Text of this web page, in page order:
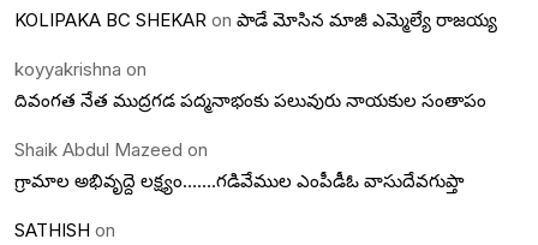
KOLIPAKA BC SHEKAR on పాడే మోసిన మాజీ ఎమ్మెల్యే రాజయ్య
koyyakrishna on
దివంగత నేత ముద్రగడ పద్మనాభంకు పలువురు నాయకుల సంతాపం
Shaik Abdul Mazeed on
గ్రామాల అభివృద్దె లక్ష్యం…….గడివేముల ఎంపీడీఓ వాసుదేవగుప్తా
SATHISH on